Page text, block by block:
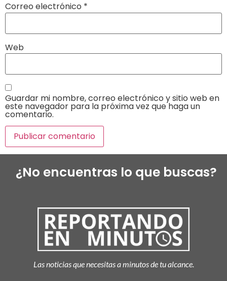
Correo electrónico *
Web
Guardar mi nombre, correo electrónico y sitio web en
este navegador para la próxima vez que haga un
comentario.
¿No encuentras lo que buscas?
Las noticias que necesitas a minutos de tu alcance.